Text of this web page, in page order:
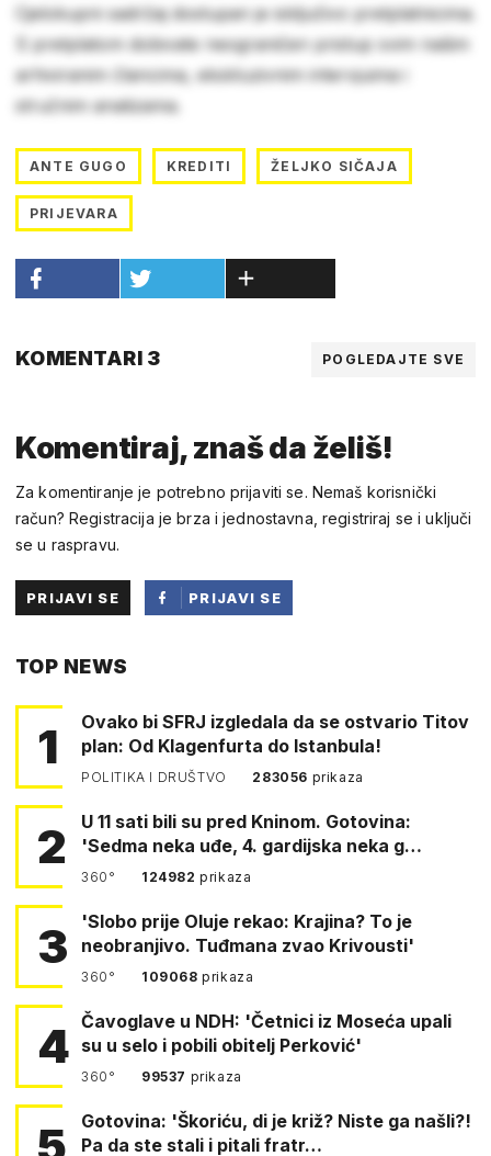
Cjelokupni sadržaj dostupan je isključivo pretplatnicima.
S pretplatom dobivate neograničen pristup svim našim
arhiviranim člancima, ekskluzivnim intervjuima i
stručnim analizama.
ANTE GUGO KREDITI ŽELJKO SIČAJA
PRIJEVARA
KOMENTARI 3 POGLEDAJTE SVE
Komentiraj, znaš da želiš!
Za komentiranje je potrebno prijaviti se. Nemaš korisnički
račun? Registracija je brza i jednostavna, registriraj se i uključi
se u raspravu.
PRIJAVI SE
PRIJAVI SE
TOP NEWS
1
Ovako bi SFRJ izgledala da se ostvario Titov
plan: Od Klagenfurta do Istanbula!
POLITIKA I DRUŠTVO 283056 prikaza
2
U 11 sati bili su pred Kninom. Gotovina:
'Sedma neka uđe, 4. gardijska neka g…
360° 124982prikaza
3
'Slobo prije Oluje rekao: Krajina? To je
neobranjivo. Tuđmana zvao Krivousti'
360° 109068prikaza
4 Čavoglave u NDH: 'Četnici iz Moseća upali
su u selo i pobili obitelj Perković'
360° 99537 prikaza
Gotovina: 'Škoriću, di je križ? Niste ga našli?!
Pa da ste stali i pitali fratr…